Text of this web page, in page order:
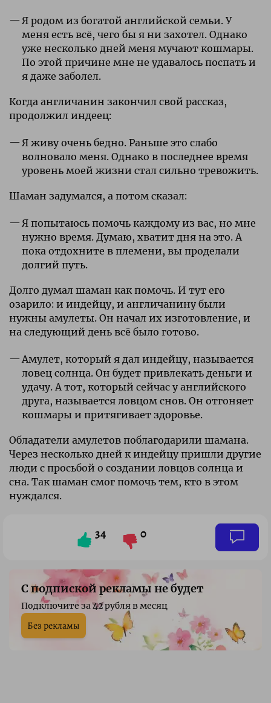
Я родом из богатой английской семьи. У
меня есть всë, чего бы я ни захотел. Однако
уже несколько дней меня мучают кошмары.
По этой причине мне не удавалось поспать и
я даже заболел.
Когда англичанин закончил свой рассказ,
продолжил индеец:
Я живу очень бедно. Раньше это слабо
волновало меня. Однако в последнее время
уровень моей жизни стал сильно тревожить.
Шаман задумался, а потом сказал:
Я попытаюсь помочь каждому из вас, но мне
нужно время. Думаю, хватит дня на это. А
пока отдохните в племени, вы проделали
долгий путь.
Долго думал шаман как помочь. И тут его
озарило: и индейцу, и англичанину были
нужны амулеты. Он начал их изготовление, и
на следующий день всë было готово.
Амулет, который я дал индейцу, называется
ловец солнца. Он будет привлекать деньги и
удачу. А тот, который сейчас у английского
друга, называется ловцом снов. Он отгоняет
кошмары и притягивает здоровье.
Обладатели амулетов поблагодарили шамана.
Через несколько дней к индейцу пришли другие
люди с просьбой о создании ловцов солнца и
сна. Так шаман смог помочь тем, кто в этом
нуждался.
34 0
С подпиской рекламы не будет
Подключите за 42 рубля в месяц
Без рекламы